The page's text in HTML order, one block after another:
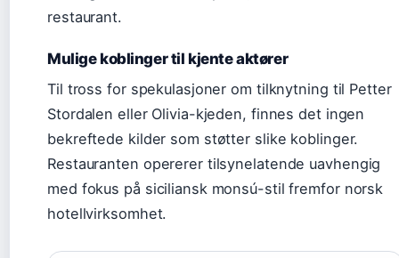
restaurant.
Mulige koblinger til kjente aktører
Til tross for spekulasjoner om tilknytning til Petter
Stordalen eller Olivia-kjeden, finnes det ingen
bekreftede kilder som støtter slike koblinger.
Restauranten opererer tilsynelatende uavhengig
med fokus på siciliansk monsú-stil fremfor norsk
hotellvirksomhet.